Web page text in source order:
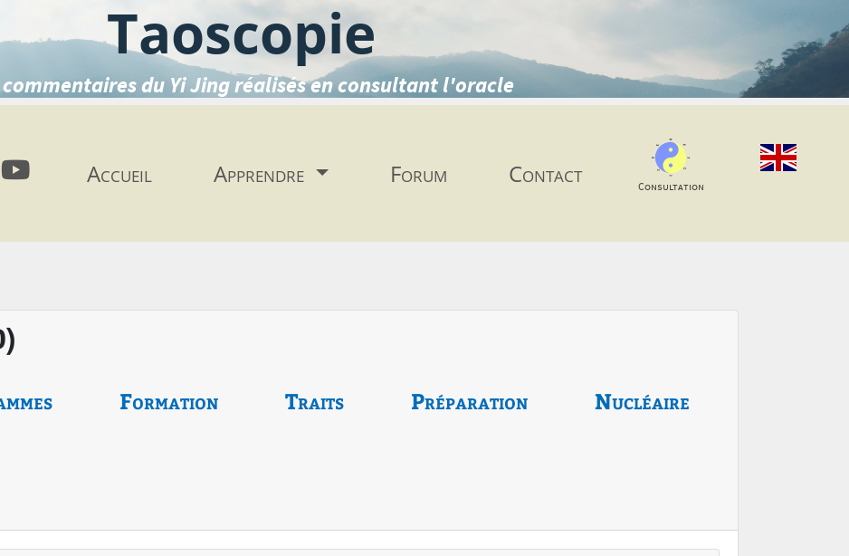
Taoscopie
commentaires du Yi Jing réalisés en consultant l'oracle
Accueil Apprendre Forum Contact Consultation
Formation Traits Préparation Nucléaire